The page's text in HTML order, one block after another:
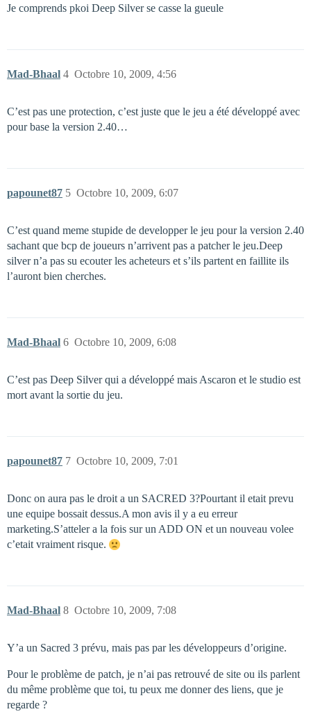
Je comprends pkoi Deep Silver se casse la gueule
Mad-Bhaal Octobre 10, 2009, 4:56
4
C’est pas une protection, c’est juste que le jeu a été développé avec
pour base la version 2.40…
papounet87 Octobre 10, 2009, 6:07
5
C’est quand meme stupide de developper le jeu pour la version 2.40
sachant que bcp de joueurs n’arrivent pas a patcher le jeu.Deep
silver n’a pas su ecouter les acheteurs et s’ils partent en faillite ils
l’auront bien cherches.
Mad-Bhaal Octobre 10, 2009, 6:08
6
C’est pas Deep Silver qui a développé mais Ascaron et le studio est
mort avant la sortie du jeu.
papounet87 Octobre 10, 2009, 7:01
7
Donc on aura pas le droit a un SACRED 3?Pourtant il etait prevu
une equipe bossait dessus.A mon avis il y a eu erreur
marketing.S’atteler a la fois sur un ADD ON et un nouveau volee
c’etait vraiment risque.
Mad-Bhaal Octobre 10, 2009, 7:08
8
Y’a un Sacred 3 prévu, mais pas par les développeurs d’origine.
Pour le problème de patch, je n’ai pas retrouvé de site ou ils parlent
du même problème que toi, tu peux me donner des liens, que je
regarde ?